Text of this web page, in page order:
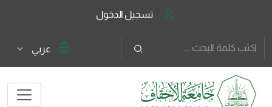
تسجيل الدخول
عربي